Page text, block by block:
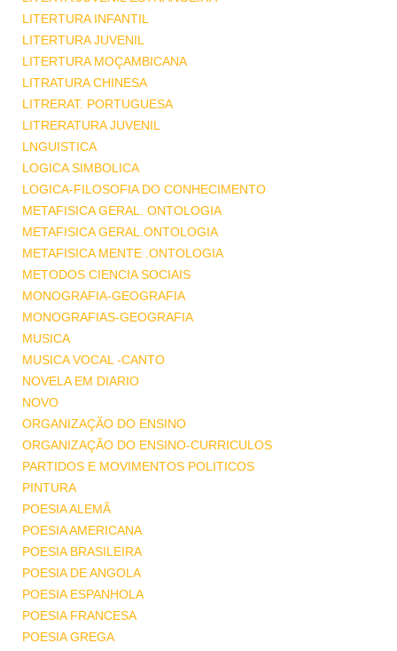
LITERTURA INFANTIL
LITERTURA JUVENIL
LITERTURA MOÇAMBICANA
LITRATURA CHINESA
LITRERAT. PORTUGUESA
LITRERATURA JUVENIL
LNGUISTICA
LOGICA SIMBOLICA
LOGICA-FILOSOFIA DO CONHECIMENTO
METAFISICA GERAL. ONTOLOGIA
METAFISICA GERAL.ONTOLOGIA
METAFISICA MENTE .ONTOLOGIA
METODOS CIENCIA SOCIAIS
MONOGRAFIA-GEOGRAFIA
MONOGRAFIAS-GEOGRAFIA
MUSICA
MUSICA VOCAL -CANTO
NOVELA EM DIARIO
NOVO
ORGANIZAÇÃO DO ENSINO
ORGANIZAÇÃO DO ENSINO-CURRICULOS
PARTIDOS E MOVIMENTOS POLITICOS
PINTURA
POESIA ALEMÃ
POESIA AMERICANA
POESIA BRASILEIRA
POESIA DE ANGOLA
POESIA ESPANHOLA
POESIA FRANCESA
POESIA GREGA